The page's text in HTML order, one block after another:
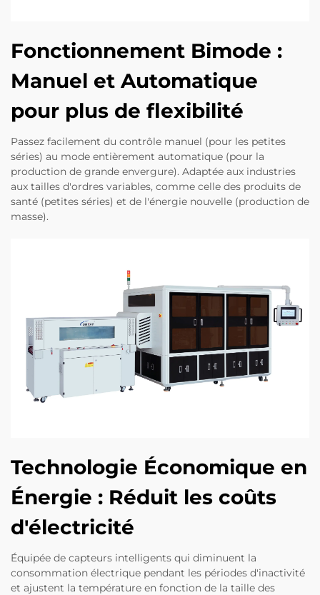
Fonctionnement Bimode :
Manuel et Automatique
pour plus de flexibilité
Passez facilement du contrôle manuel (pour les petites
séries) au mode entièrement automatique (pour la
production de grande envergure). Adaptée aux industries
aux tailles d'ordres variables, comme celle des produits de
santé (petites séries) et de l'énergie nouvelle (production de
masse).
Technologie Économique en
Énergie : Réduit les coûts
d'électricité
Équipée de capteurs intelligents qui diminuent la
consommation électrique pendant les périodes d'inactivité
et ajustent la température en fonction de la taille des